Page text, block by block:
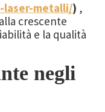
metalli/) ,
crescente
e la qualità
negli